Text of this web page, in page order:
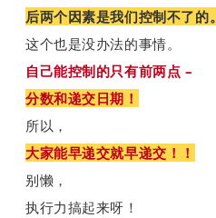
后两个因素是我们控制不了的。
这个也是没办法的事情。
自己能控制的只有前两点 –
分数和递交日期！
所以，
大家能早递交就早递交！！
别懒，
执行力搞起来呀！